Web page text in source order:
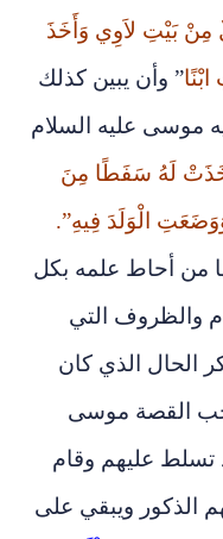
بَيْتِ لاَوِي وَأَخَذَ
” وأن يبين كذلك
موسى عليه السلام
أَخَذَتْ لَهُ سَفَطًا مِنَ
الْوَلَدَ فِيهِ”.
من أحاط علمه بكل
والظروف التي
الحال الذي كان
القصة موسى
تسلط عليهم وقام
الذكور ويبقي على